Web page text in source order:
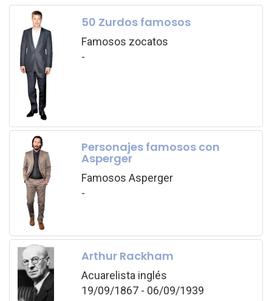
50 Zurdos famosos
Famosos zocatos
-
Personajes famosos con
Asperger
Famosos Asperger
-
Arthur Rackham
Acuarelista inglés
19/09/1867 - 06/09/1939